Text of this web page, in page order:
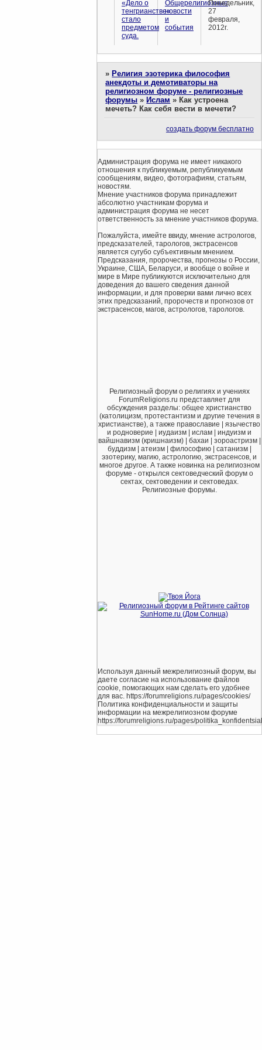
«Дело о
тенгрианстве»
стало
предметом
суда.
Общерелигиозные
новости
и
события
Понедельник,
27
февраля,
2012г.
»Религия эзотерика философия
анекдоты и демотиваторы на
религиозном форуме - религиозные
форумы »Ислам »Как устроена
мечеть? Как себя вести в мечети?
создать форум бесплатно
Администрация форума не имеет никакого
отношения к публикуемым, републикуемым
сообщениям, видео, фотографиям, статьям,
новостям.
Мнение участников форума принадлежит
абсолютно участникам форума и
администрация форума не несет
ответственность за мнение участников форума.
Пожалуйста, имейте ввиду, мнение астрологов,
предсказателей, тарологов, экстрасенсов
является сугубо субъективным мнением.
Предсказания, пророчества, прогнозы о России,
Украине, США, Беларуси, и вообще о войне и
мире в Мире публикуются исключительно для
доведения до вашего сведения данной
информации, и для проверки вами лично всех
этих предсказаний, пророчеств и прогнозов от
экстрасенсов, магов, астрологов, тарологов.
Религиозный форум о религиях и учениях
ForumReligions.ru представляет для
обсуждения разделы: общее христианство
(католицизм, протестантизм и другие течения в
христианстве), а также православие | язычество
и родноверие | иудаизм | ислам | индуизм и
вайшнавизм (кришнаизм) | бахаи | зороастризм |
буддизм | атеизм | философию | сатанизм |
эзотерику, магию, астрологию, экстрасенсов, и
многое другое. А также новинка на религиозном
форуме - открылся сектоведческий форум о
сектах, сектоведении и сектоведах.
Религиозные форумы.
Используя данный межрелигиозный форум, вы
даете согласие на использование файлов
cookie, помогающих нам сделать его удобнее
для вас. https://forumreligions.ru/pages/cookies/
Политика конфиденциальности и защиты
информации на межрелигиозном форуме
https://forumreligions.ru/pages/